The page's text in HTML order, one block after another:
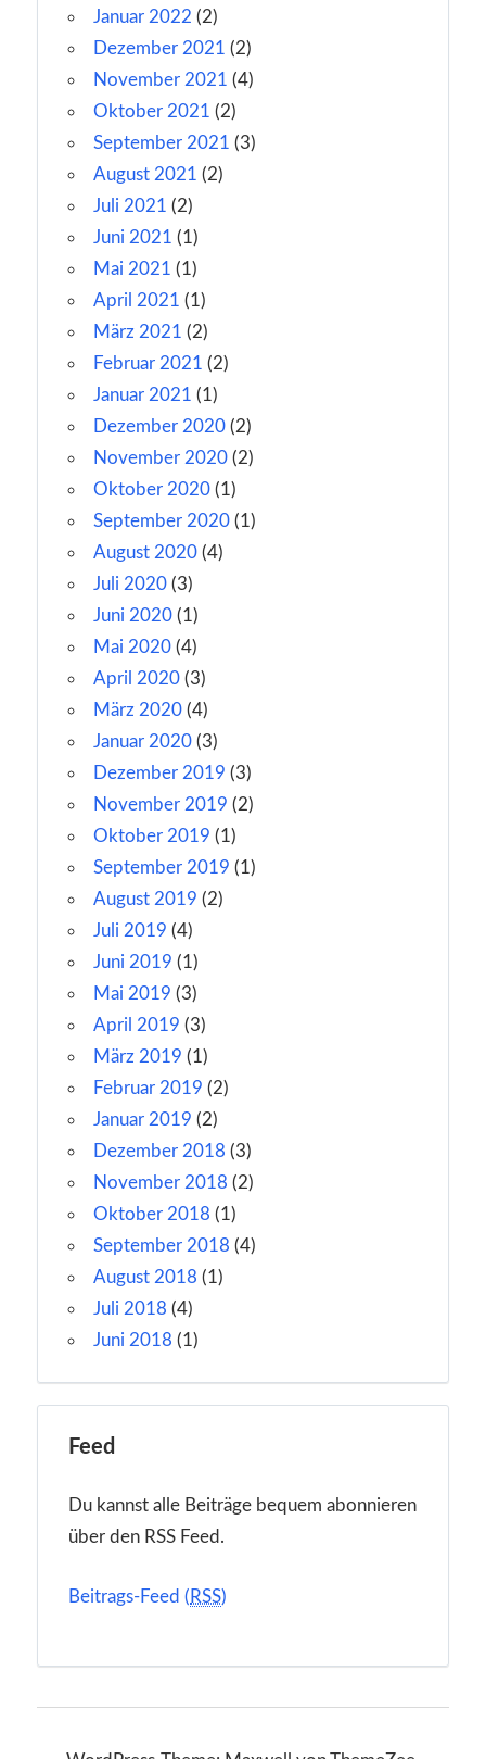
Januar 2022 (2)
Dezember 2021 (2)
November 2021 (4)
Oktober 2021 (2)
September 2021 (3)
August 2021 (2)
Juli 2021 (2)
Juni 2021 (1)
Mai 2021 (1)
April 2021 (1)
März 2021 (2)
Februar 2021 (2)
Januar 2021 (1)
Dezember 2020 (2)
November 2020 (2)
Oktober 2020 (1)
September 2020 (1)
August 2020 (4)
Juli 2020 (3)
Juni 2020 (1)
Mai 2020 (4)
April 2020 (3)
März 2020 (4)
Januar 2020 (3)
Dezember 2019 (3)
November 2019 (2)
Oktober 2019 (1)
September 2019 (1)
August 2019 (2)
Juli 2019 (4)
Juni 2019 (1)
Mai 2019 (3)
April 2019 (3)
März 2019 (1)
Februar 2019 (2)
Januar 2019 (2)
Dezember 2018 (3)
November 2018 (2)
Oktober 2018 (1)
September 2018 (4)
August 2018 (1)
Juli 2018 (4)
Juni 2018 (1)
Feed
Du kannst alle Beiträge bequem abonnieren
über den RSS Feed.
Beitrags-Feed ( RSS)